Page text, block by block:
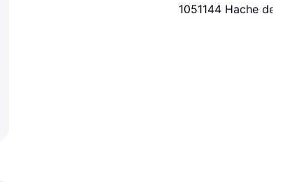
1051144 Hache de